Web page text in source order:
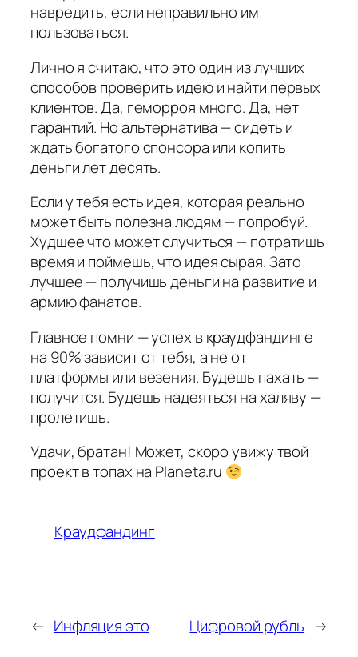
навредить, если неправильно им
пользоваться.
Лично я считаю, что это один из лучших
способов проверить идею и найти первых
клиентов. Да, геморроя много. Да, нет
гарантий. Но альтернатива — сидеть и
ждать богатого спонсора или копить
деньги лет десять.
Если у тебя есть идея, которая реально
может быть полезна людям — попробуй.
Худшее что может случиться — потратишь
время и поймешь, что идея сырая. Зато
лучшее — получишь деньги на развитие и
армию фанатов.
Главное помни — успех в краудфандинге
на 90% зависит от тебя, а не от
платформы или везения. Будешь пахать —
получится. Будешь надеяться на халяву —
пролетишь.
Удачи, братан! Может, скоро увижу твой
проект в топах на Planeta.ru
Краудфандинг
← Инфляция это Цифровой рубль →